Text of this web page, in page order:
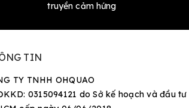
truyền cảm hứng
TIN
TY TNHH OHQUAO
0315094121 do Sở kế hoạch và đầu tư